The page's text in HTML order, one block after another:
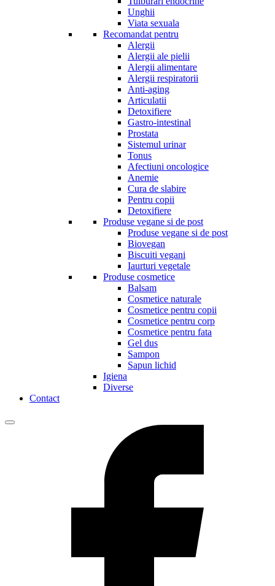
Unghii
Viata sexuala
Recomandat pentru
Alergii
Alergii ale pielii
Alergii alimentare
Alergii respiratorii
Anti-aging
Articulatii
Detoxifiere
Gastro-intestinal
Prostata
Sistemul urinar
Tonus
Afectiuni oncologice
Anemie
Cura de slabire
Pentru copii
Detoxifiere
Produse vegane si de post
Produse vegane si de post
Biovegan
Biscuiti vegani
Iaurturi vegetale
Produse cosmetice
Balsam
Cosmetice naturale
Cosmetice pentru copii
Cosmetice pentru corp
Cosmetice pentru fata
Gel dus
Sampon
Sapun lichid
Igiena
Diverse
Contact